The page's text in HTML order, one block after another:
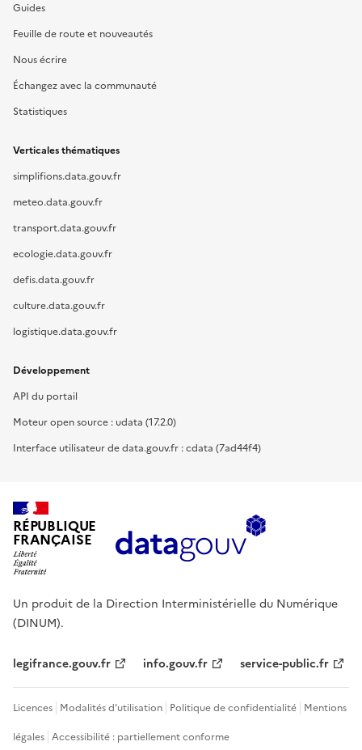
Guides
Feuille de route et nouveautés
Nous écrire
Échangez avec la communauté
Statistiques
Verticales thématiques
simplifions.data.gouv.fr
meteo.data.gouv.fr
transport.data.gouv.fr
ecologie.data.gouv.fr
defis.data.gouv.fr
culture.data.gouv.fr
logistique.data.gouv.fr
Développement
API du portail
Moteur open source : udata (17.2.0)
Interface utilisateur de data.gouv.fr : cdata (7ad44f4)
RÉPUBLIQUE
FRANÇAISE
Un produit de la Direction Interministérielle du Numérique
(DINUM).
legifrance.gouv.fr info.gouv.fr service-public.fr
Licences Modalités d'utilisation Politique de confidentialité Mentions
légales Accessibilité : partiellement conforme